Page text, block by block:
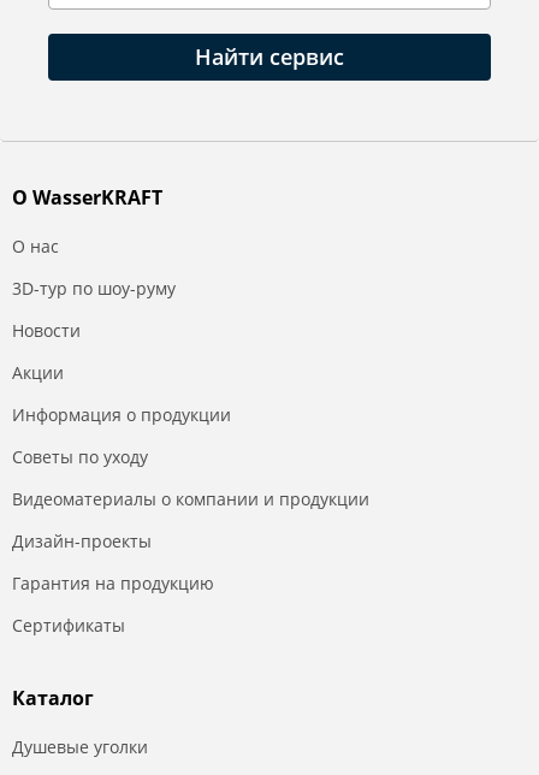
Найти сервис
О WasserKRAFT
О нас
3D-тур по шоу-руму
Новости
Акции
Информация о продукции
Советы по уходу
Видеоматериалы о компании и продукции
Дизайн-проекты
Гарантия на продукцию
Сертификаты
Каталог
Душевые уголки